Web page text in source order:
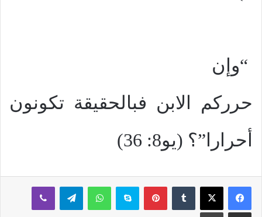
“وإن
حرركم الابن فبالحقيقة تكونون
أحرارا”؟ (يو8: 36)
بينتيريستسكايب واتساب تيلقرام ڤايبر
مشاركة عبر البريد طباعة